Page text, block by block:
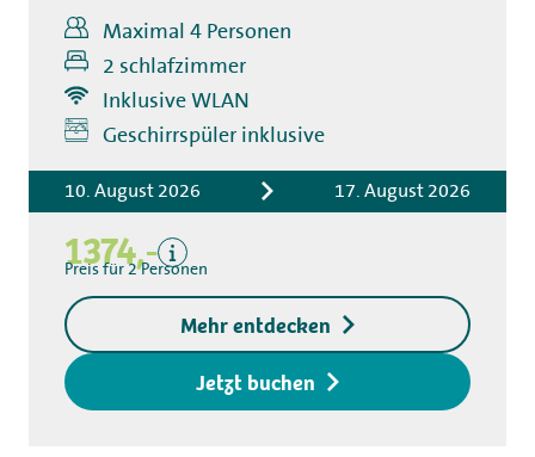
Maximal 4 Personen
2 schlafzimmer
Inklusive WLAN
Geschirrspüler inklusive
10. August 2026 17. August 2026
1374,-
Bettwäsche
Kurtaxe
Zugangsschlüssel
Preis für 2 Personen
Mehr entdecken
Jetzt buchen